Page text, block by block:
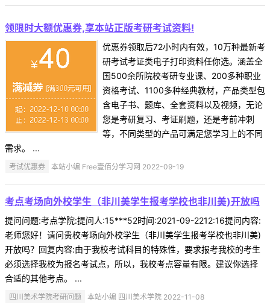
领限时大额优惠券,享本站正版考研考试资料!
优惠券领取后72小时内有效，10万种最新考
研考试考证类电子打印资料任你选。涵盖全
国500余所院校考研专业课、200多种职业
资格考试、1100多种经典教材，产品类型包
含电子书、题库、全套资料以及视频，无论
您是考研复习、考证刷题，还是考前冲刺
等，不同类型的产品可满足您学习上的不同
需求。 ...
考试优惠券 本站小编 Free壹佰分学习网 2022-09-19
考点考场向外校学生（非川美学生报考学校也非川美)开放吗
提问问题:考点学院:提问人:15***52时间:2021-09-2212:16提问内容:
老师您好！请问贵校考场向外校学生（非川美学生报考学校也非川美)
开放吗？回复内容:由于我校考试科目的特殊性，要求报考我校的考生
必须选择我校为报名考试点，所以，我校考点容量有限。建议你选择
合适的其他考点。 ...
四川美术学院考研问题 本站小编 四川美术学院 2022-11-08